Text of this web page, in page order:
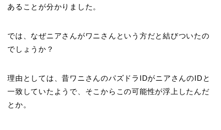
あることが分かりました。
では、なぜニアさんがワニさんという方だと結びついたの
でしょうか？
理由としては、昔ワニさんのパズドラIDがニアさんのIDと
一致していたようで、そこからこの可能性が浮上したんだ
とか。